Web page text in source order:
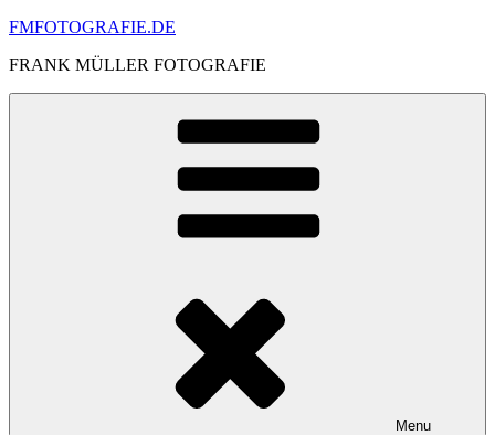
Skip
content
FMFOTOGRAFIE.DE
FRANK MÜLLER FOTOGRAFIE
Menu